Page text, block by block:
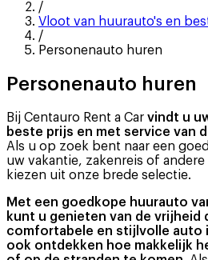
/
Vloot van huurauto's en
/
Personenauto huren
Personenauto huren
Bij Centauro Rent a Car vindt u
beste prijs en met service van
Als u op zoek bent naar een
uw vakantie, zakenreis of
kiezen uit onze brede selectie.
Met een goedkope huurauto
kunt u genieten van de vrijheid
comfortabele en stijlvolle auto
ook ontdekken hoe makkelijk